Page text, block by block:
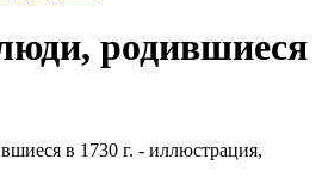
родившиеся